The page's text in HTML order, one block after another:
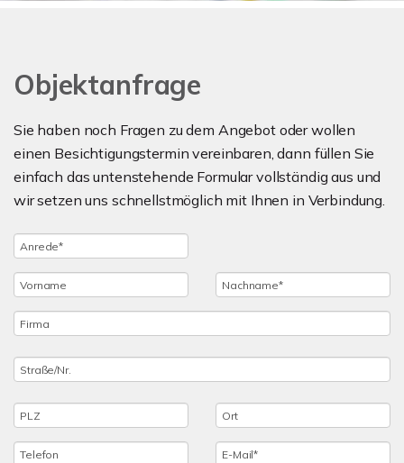
Objektanfrage
Sie haben noch Fragen zu dem Angebot oder wollen
einen Besichtigungstermin vereinbaren, dann füllen Sie
einfach das untenstehende Formular vollständig aus und
wir setzen uns schnellstmöglich mit Ihnen in Verbindung.